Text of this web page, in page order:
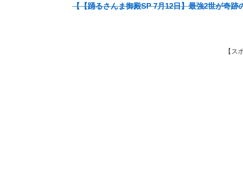
【【踊るさんま御殿SP 7月12日】最強2世が奇
【ス